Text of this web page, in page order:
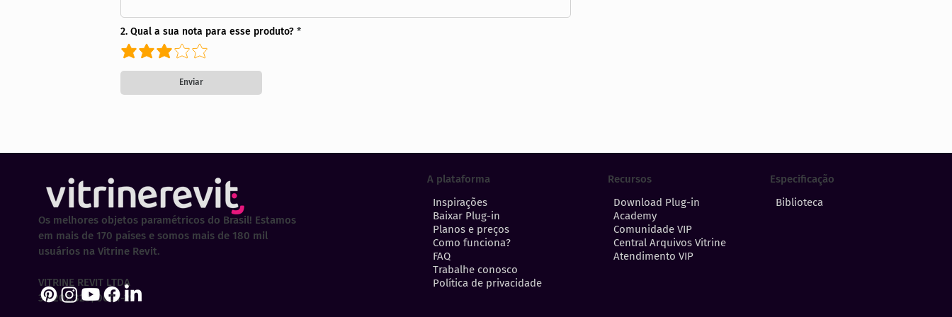
2. Qual a sua nota para esse produto?
Enviar
A plataforma
Inspirações
Baixar Plug-in
Planos e preços
Como funciona?
FAQ
Trabalhe conosco
Política de privacidade
Recursos
Download Plug-in
Academy
Comunidade VIP
Central Arquivos Vitrine
Atendimento VIP
Especificação
Biblioteca
Os melhores objetos paramétricos do Brasil! Estamos
em mais de 170 países e somos mais de 180 mil
usuários na Vitrine Revit.
VITRINE REVIT LTDA
30.202.323/0001-29